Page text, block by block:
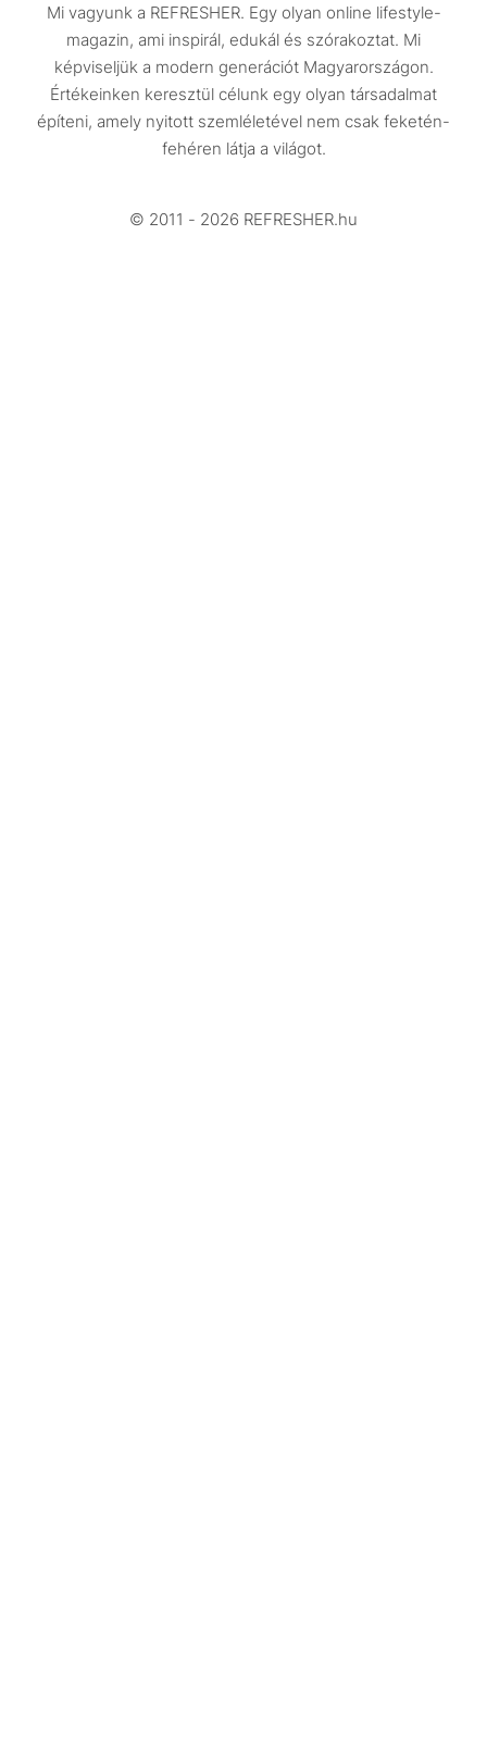
Utazás
Életmód
Design
Beszélgetések
Videó
Mi vagyunk a REFRESHER. Egy olyan online lifestyle-
magazin, ami inspirál, edukál és szórakoztat. Mi
képviseljük a modern generációt Magyarországon.
Értékeinken keresztül célunk egy olyan társadalmat
építeni, amely nyitott szemléletével nem csak feketén-
fehéren látja a világot.
© 2011 - 2026 REFRESHER.hu